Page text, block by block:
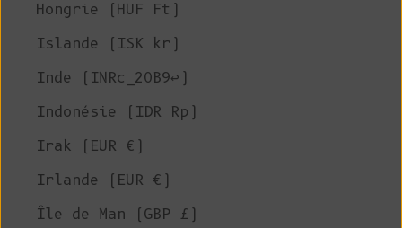
Hongrie (HUF Ft)
Islande (ISK kr)
Inde (INRc_20B9↩)
Indonésie (IDR Rp)
Irak (EUR €)
Irlande (EUR €)
Île de Man (GBP £)